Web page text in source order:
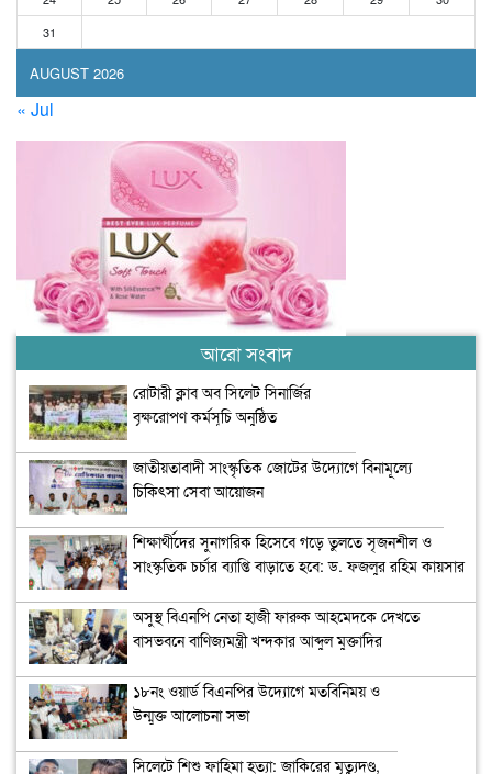
AUGUST 2026
31
« Jul
আরো সংবাদ
রোটারী ক্লাব অব সিলেট সিনার্জির
বৃক্ষরোপণ কর্মসূচি অনুষ্ঠিত
জাতীয়তাবাদী সাংস্কৃতিক জোটের উদ্যোগে বিনামূল্যে
চিকিৎসা সেবা আয়োজন
শিক্ষার্থীদের সুনাগরিক হিসেবে গড়ে তুলতে সৃজনশীল ও
সাংস্কৃতিক চর্চার ব্যাপ্তি বাড়াতে হবে: ড. ফজলুর রহিম কায়সার
অসুস্থ বিএনপি নেতা হাজী ফারুক আহমেদকে দেখতে
বাসভবনে বাণিজ্যমন্ত্রী খন্দকার আব্দুল মুক্তাদির
১৮নং ওয়ার্ড বিএনপির উদ্যোগে মতবিনিময় ও
উন্মুক্ত আলোচনা সভা
সিলেটে শিশু ফাহিমা হত্যা: জাকিরের মৃত্যুদণ্ড,